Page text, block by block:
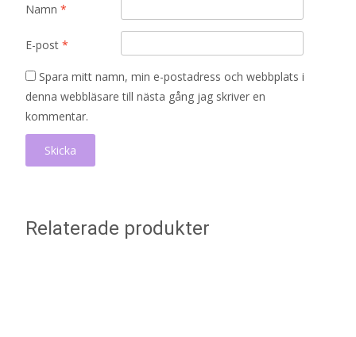
Namn *
E-post *
Spara mitt namn, min e-postadress och webbplats i
denna webbläsare till nästa gång jag skriver en
kommentar.
Relaterade produkter